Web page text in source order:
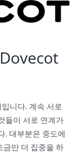
니다. 계속 서로
들이 서로 연계가
. 대부분은 중도에
금만 더 집중을 하